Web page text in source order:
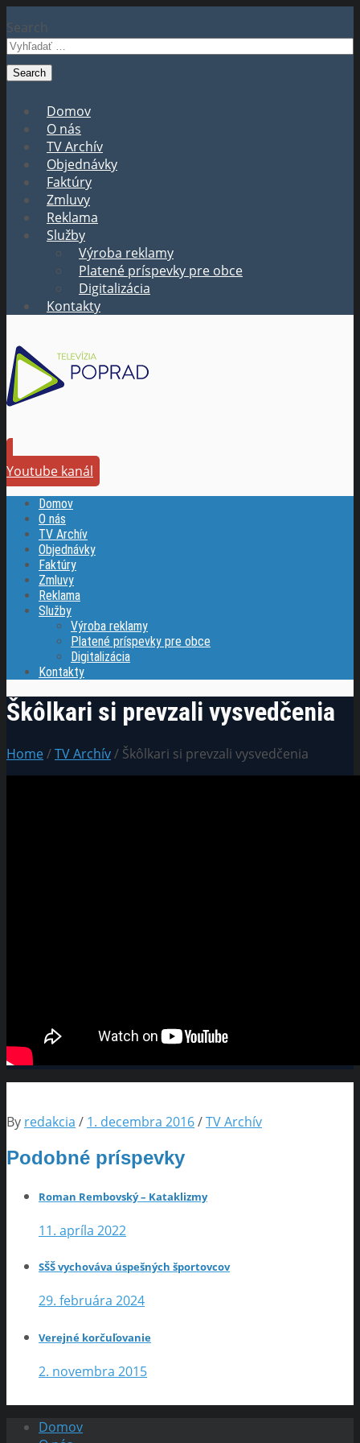
Search
Domov
O nás
TV Archív
Objednávky
Faktúry
Zmluvy
Reklama
Služby
Výroba reklamy
Platené príspevky pre obce
Digitalizácia
Kontakty
Youtube kanál
Domov
O nás
TV Archív
Objednávky
Faktúry
Zmluvy
Reklama
Služby
Výroba reklamy
Platené príspevky pre obce
Digitalizácia
Kontakty
Škôlkari si prevzali vysvedčenia
Home/TV Archív/ Škôlkari si prevzali vysvedčenia
By redakcia / 1. decembra 2016/TV Archív
Podobné príspevky
Roman Rembovský – Kataklizmy
11. apríla 2022
SŠŠ vychováva úspešných športovcov
29. februára 2024
Verejné korčuľovanie
2. novembra 2015
Domov